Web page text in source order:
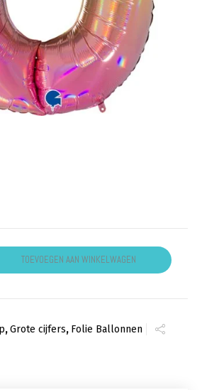
aantalTOEVOEGEN AAN WINKELWAGEN
,Grote cijfers, Folie Ballonnen